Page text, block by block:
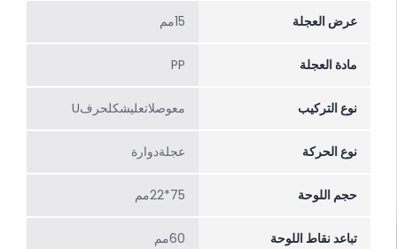
عرض العجلة 15مم
مادة العجلة PP
نوع التركيب معوصلاتعلیشکلحرفU
نوع الحركة عجلةدوارة
حجم اللوحة 75*22مم
تباعد نقاط اللوحة 60مم